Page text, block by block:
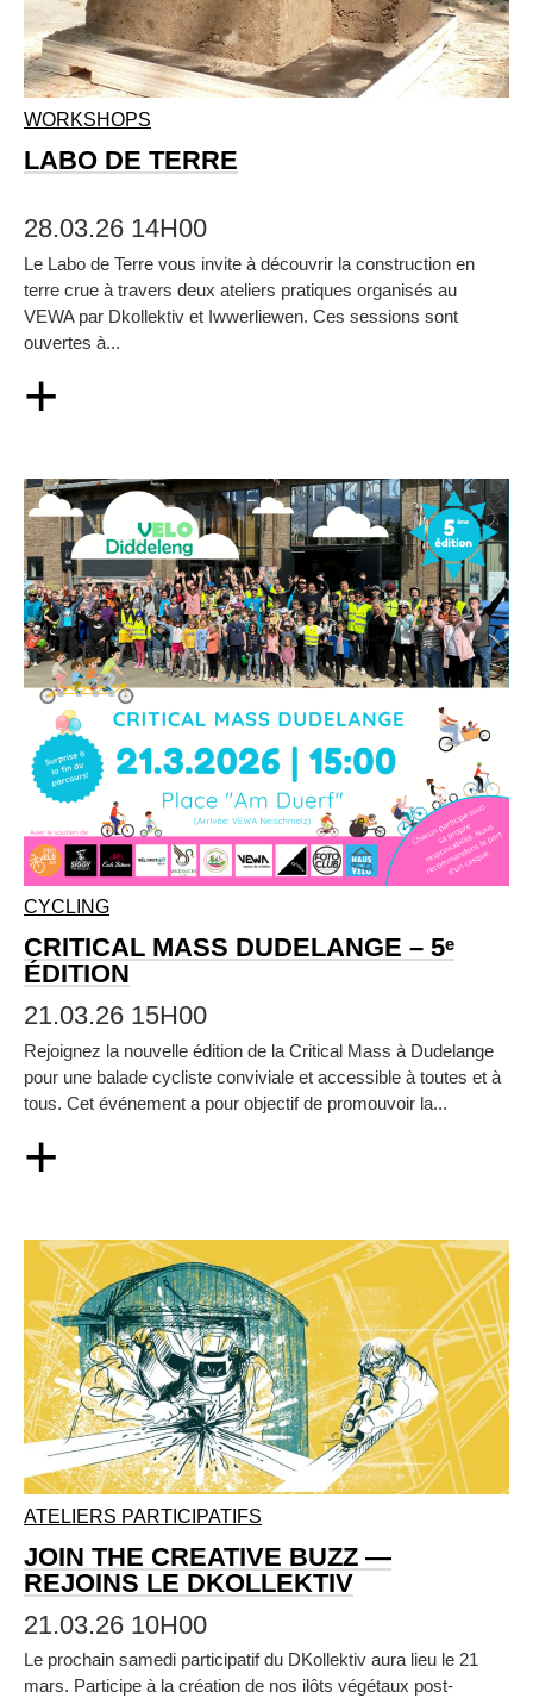
WORKSHOPS
LABO DE TERRE
28.03.26 14H00
Le Labo de Terre vous invite à découvrir la construction en
terre crue à travers deux ateliers pratiques organisés au
VEWA par Dkollektiv et Iwwerliewen. Ces sessions sont
ouvertes à...
+
CYCLING
CRITICAL MASS DUDELANGE – 5ᵉ
ÉDITION
21.03.26 15H00
Rejoignez la nouvelle édition de la Critical Mass à Dudelange
pour une balade cycliste conviviale et accessible à toutes et à
tous. Cet événement a pour objectif de promouvoir la...
+
ATELIERS PARTICIPATIFS
JOIN THE CREATIVE BUZZ —
REJOINS LE DKOLLEKTIV
21.03.26 10H00
Le prochain samedi participatif du DKollektiv aura lieu le 21
mars. Participe à la création de nos ilôts végétaux post-